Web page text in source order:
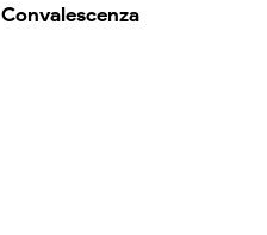
Convalescenza